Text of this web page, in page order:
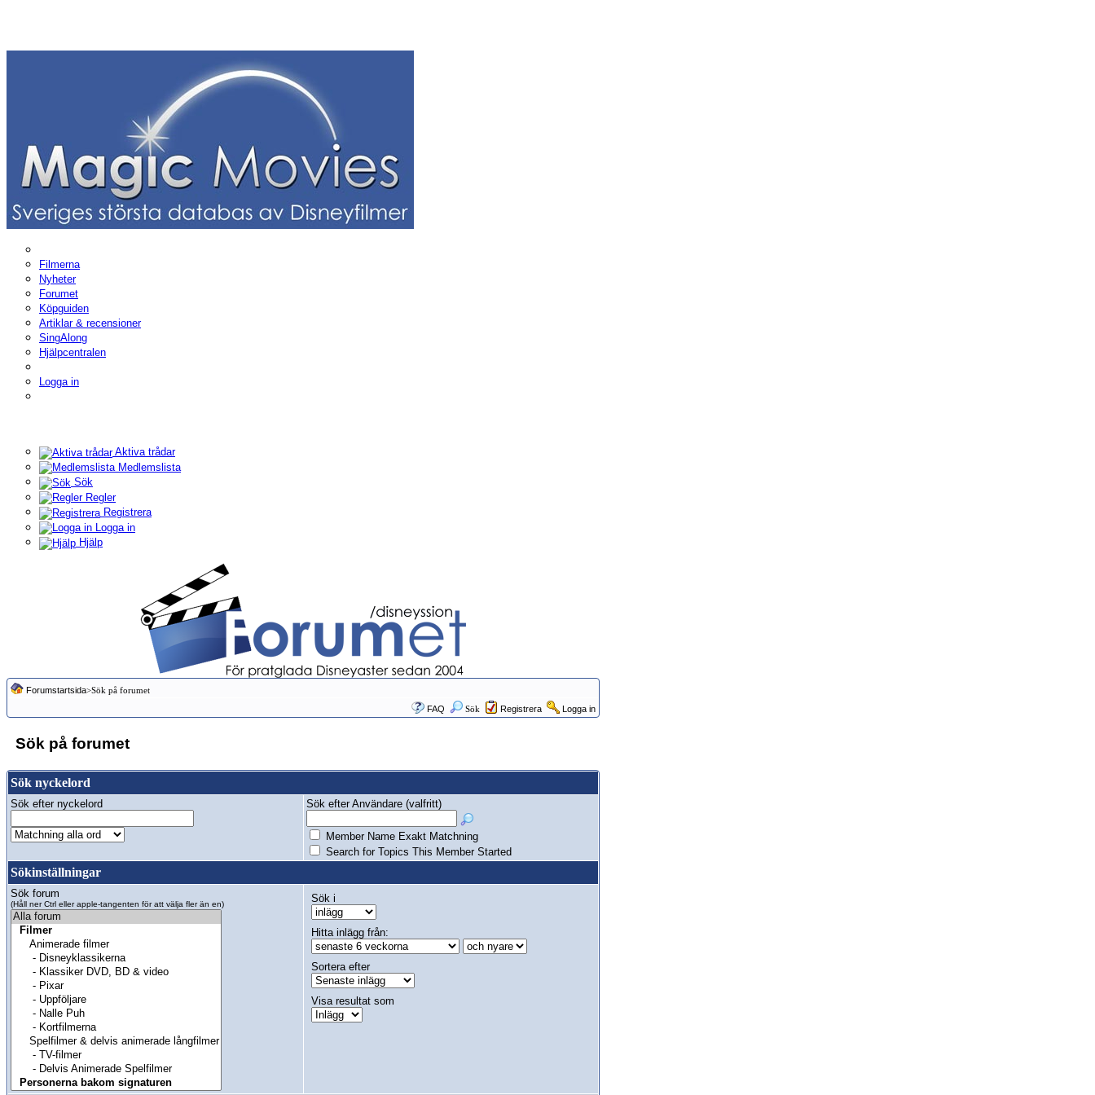
Filmerna
Nyheter
Forumet
Köpguiden
Artiklar & recensioner
SingAlong
Hjälpcentralen
Logga in
Aktiva trådar
Medlemslista
Sök
Regler
Registrera
Logga in
Hjälp
Forumstartsida>Sök på forumet
FAQ
Sök Registrera Logga in
Sök på forumet
Sök nyckelord
Sök efter nyckelord Sök efter Användare (valfritt)
Member Name Exakt Matchning
Search for Topics This Member Started
Sökinställningar
Sök forum
(Håll ner Ctrl eller apple-tangenten för att välja fler än en) Sök i
Hitta inlägg från:
Sortera efter
Visa resultat som